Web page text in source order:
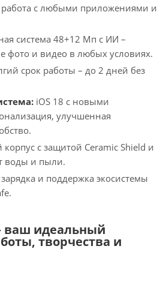
работа с любыми приложениями и
система 48+12 Мп с ИИ –
фото и видео в любых условиях.
срок работы – до 2 дней без
iOS 18 с новыми
улучшенная
с защитой Ceramic Shield и
воды и пыли.
и поддержка экосистемы
ваш идеальный
творчества и